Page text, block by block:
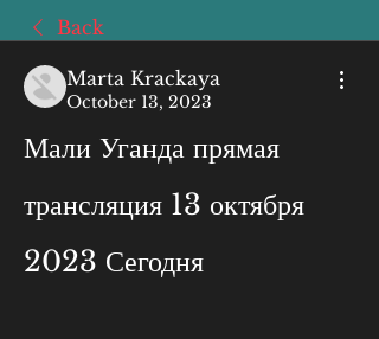
Back
Marta Krackaya
October 13, 2023
Мали Уганда прямая
трансляция 13 октября
2023 Сегодня